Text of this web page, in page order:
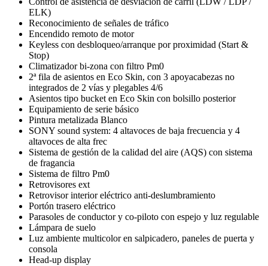
ELK)
Reconocimiento de señales de tráfico
Encendido remoto de motor
Keyless con desbloqueo/arranque por proximidad (Start &
Stop)
Climatizador bi-zona con filtro Pm0
2ª fila de asientos en Eco Skin, con 3 apoyacabezas no
integrados de 2 vías y plegables 4/6
Asientos tipo bucket en Eco Skin con bolsillo posterior
Equipamiento de serie básico
Pintura metalizada Blanco
SONY sound system: 4 altavoces de baja frecuencia y 4
altavoces de alta frec
Sistema de gestión de la calidad del aire (AQS) con sistema
de fragancia
Sistema de filtro Pm0
Retrovisores ext
Retrovisor interior eléctrico anti-deslumbramiento
Portón trasero eléctrico
Parasoles de conductor y co-piloto con espejo y luz regulable
Lámpara de suelo
Luz ambiente multicolor en salpicadero, paneles de puerta y
consola
Head-up display